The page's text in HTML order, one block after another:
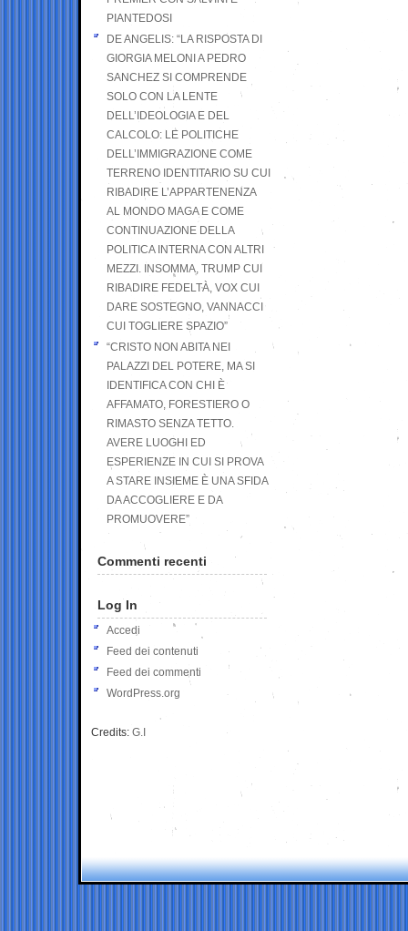
PIANTEDOSI
DE ANGELIS: “LA RISPOSTA DI
GIORGIA MELONI A PEDRO
SANCHEZ SI COMPRENDE
SOLO CON LA LENTE
DELL’IDEOLOGIA E DEL
CALCOLO: LE POLITICHE
DELL’IMMIGRAZIONE COME
TERRENO IDENTITARIO SU CUI
RIBADIRE L’APPARTENENZA
AL MONDO MAGA E COME
CONTINUAZIONE DELLA
POLITICA INTERNA CON ALTRI
MEZZI. INSOMMA, TRUMP CUI
RIBADIRE FEDELTÀ, VOX CUI
DARE SOSTEGNO, VANNACCI
CUI TOGLIERE SPAZIO”
“CRISTO NON ABITA NEI
PALAZZI DEL POTERE, MA SI
IDENTIFICA CON CHI È
AFFAMATO, FORESTIERO O
RIMASTO SENZA TETTO.
AVERE LUOGHI ED
ESPERIENZE IN CUI SI PROVA
A STARE INSIEME È UNA SFIDA
DA ACCOGLIERE E DA
PROMUOVERE”
Commenti recenti
Log In
Accedi
Feed dei contenuti
Feed dei commenti
WordPress.org
Credits: G.I